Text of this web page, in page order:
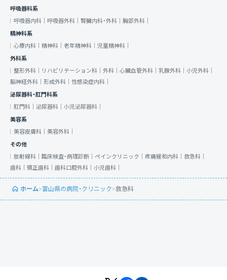
呼吸器科系
呼吸器内科｜ 呼吸器外科｜ 腎臓内科・外科｜ 胸部外科｜
精神科系
心療内科｜ 精神科｜ 老年精神科｜ 児童精神科｜
外科系
整形外科｜
リハビリテーション科｜ 外科｜ 心臓血管外科｜ 乳腺外科｜ 小児外科｜
脳神経外科｜ 形成外科｜ 性感染症内科｜
泌尿器科・肛門科系
肛門科｜ 泌尿器科｜ 小児泌尿器科｜
美容系
美容皮膚科｜ 美容外科｜
その他
放射線科｜ 臨床検査・病理診断｜ ペインクリニック｜ 疼痛緩和内科｜ 救急科｜
歯科｜ 矯正歯科｜ 歯科口腔外科｜ 小児歯科｜
ホーム>富山県の病院・クリニック>救急科